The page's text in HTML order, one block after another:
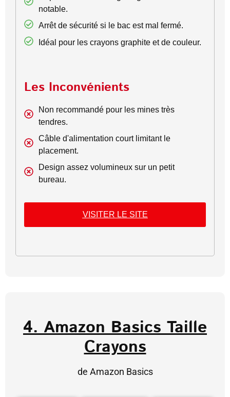
notable.
Arrêt de sécurité si le bac est mal fermé.
Idéal pour les crayons graphite et de couleur.
Les Inconvénients
Non recommandé pour les mines très
tendres.
Câble d'alimentation court limitant le
placement.
Design assez volumineux sur un petit
bureau.
VISITER LE SITE
4. Amazon Basics Taille
Crayons
de Amazon Basics